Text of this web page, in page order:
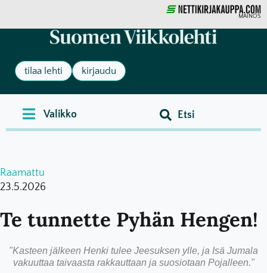
MAINOS
tilaa lehti kirjaudu
Raamattu
23.5.2026
Te tunnette Pyhän Hengen!
"Kasteen jälkeen Henki tulee Jeesuksen ylle, ja Isä Jumala
vakuuttaa taivaasta rakkauttaan ja suosiotaan Pojalleen."